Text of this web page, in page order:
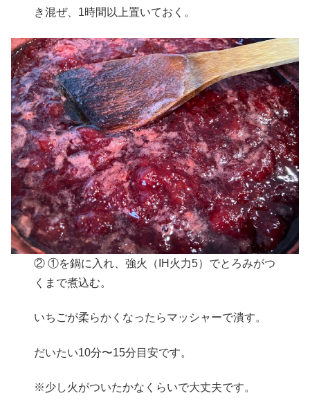
き混ぜ、1時間以上置いておく。
② ①を鍋に入れ、強火（IH火力5）でとろみがつ
くまで煮込む。
いちごが柔らかくなったらマッシャーで潰す。
だいたい10分〜15分目安です。
※少し火がついたかなくらいで大丈夫です。